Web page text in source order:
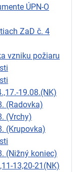
ÚPN-O
ZaD č. 4
vzniku požiaru
19.08.(NK)
(Radovka)
(Vrchy)
(Krupovka)
(Nižný koniec)
13,20-21(NK)